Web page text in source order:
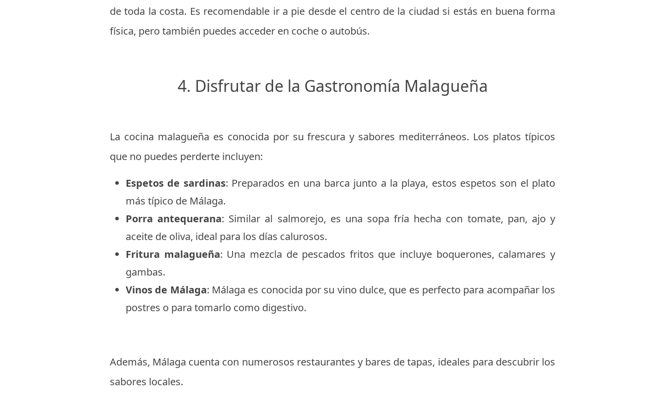
de toda la costa. Es recomendable ir a pie desde el centro de la ciudad si estás en buena forma
física, pero también puedes acceder en coche o autobús.
4. Disfrutar de la Gastronomía Malagueña
La cocina malagueña es conocida por su frescura y sabores mediterráneos. Los platos típicos
que no puedes perderte incluyen:
Espetos de sardinas: Preparados en una barca junto a la playa, estos espetos son el plato
más típico de Málaga.
Porra antequerana: Similar al salmorejo, es una sopa fría hecha con tomate, pan, ajo y
aceite de oliva, ideal para los días calurosos.
Fritura malagueña: Una mezcla de pescados fritos que incluye boquerones, calamares y
gambas.
Vinos de Málaga: Málaga es conocida por su vino dulce, que es perfecto para acompañar los
postres o para tomarlo como digestivo.
Además, Málaga cuenta con numerosos restaurantes y bares de tapas, ideales para descubrir los
sabores locales.